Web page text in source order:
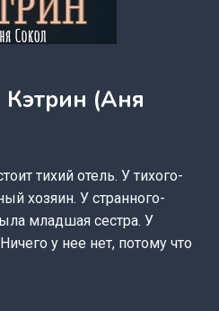
Кэтрин (Аня
тихий отель. У тихого-
хозяин. У странного-
младшая сестра. У
у нее нет, потому что